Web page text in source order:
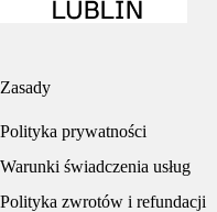
Zasady
Polityka prywatności
Warunki świadczenia usług
Polityka zwrotów i refundacji